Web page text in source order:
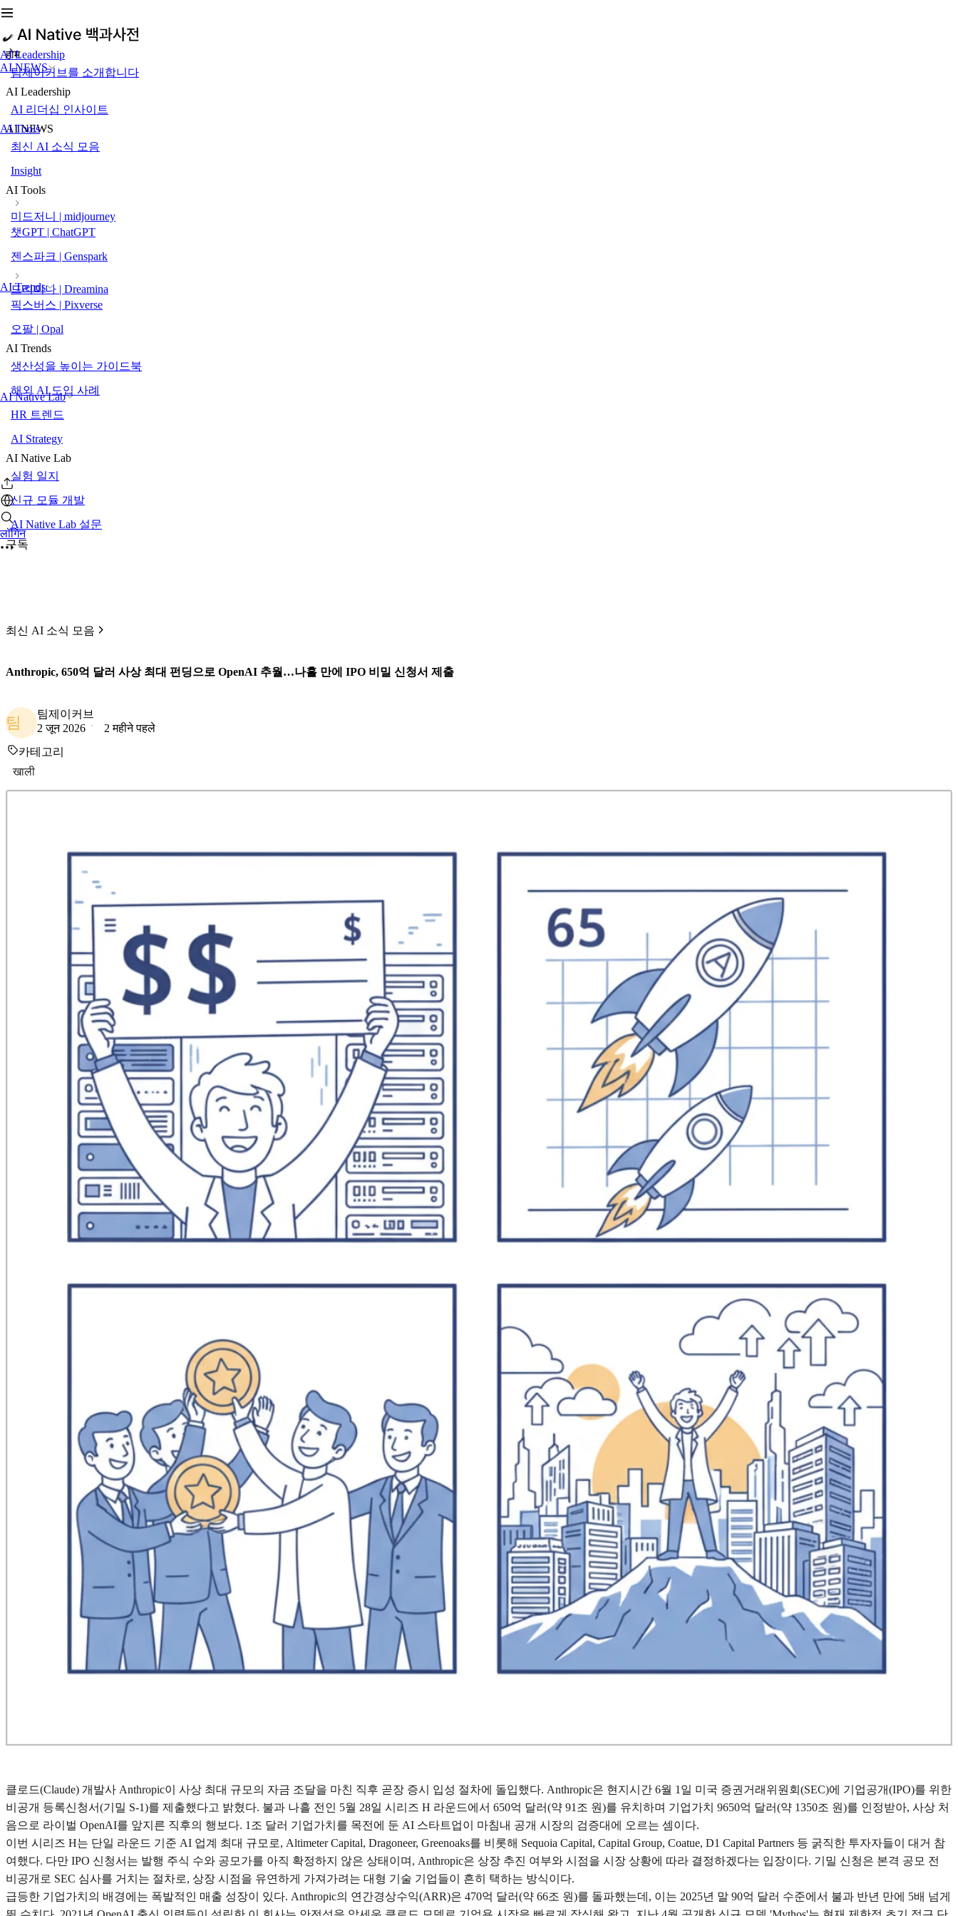
AI Leadership
AI NEWS
AI Tools
AI Trends
AI Native Lab
लॉगिन
होम
팀제이커브를 소개합니다
AI Leadership
AI 리더십 인사이트
AI NEWS
최신 AI 소식 모음
Insight
AI Tools
미드저니 | midjourney
챗GPT | ChatGPT
젠스파크 | Genspark
드리미나 | Dreamina
픽스버스 | Pixverse
오팔 | Opal
AI Trends
생산성을 높이는 가이드북
해외 AI 도입 사례
HR 트렌드
AI Strategy
AI Native Lab
실험 일지
신규 모듈 개발
AI Native Lab 설문
구독
최신 AI 소식 모음
Anthropic, 650억 달러 사상 최대 펀딩으로 OpenAI 추월…나흘 만에 IPO 비밀 신청서 제출
팀
팀제이커브
2 जून 2026
2 महीने पहले
카테고리
खाली
클로드(Claude) 개발사 Anthropic이 사상 최대 규모의 자금 조달을 마친 직후 곧장 증시 입성 절차에 돌입했다. Anthropic은 현지시간 6월 1일 미국 증권거래위원회(SEC)에 기업공개(IPO)를 위한
비공개 등록신청서(기밀 S-1)를 제출했다고 밝혔다. 불과 나흘 전인 5월 28일 시리즈 H 라운드에서 650억 달러(약 91조 원)를 유치하며 기업가치 9650억 달러(약 1350조 원)를 인정받아, 사상 처
음으로 라이벌 OpenAI를 앞지른 직후의 행보다. 1조 달러 기업가치를 목전에 둔 AI 스타트업이 마침내 공개 시장의 검증대에 오르는 셈이다.
이번 시리즈 H는 단일 라운드 기준 AI 업계 최대 규모로, Altimeter Capital, Dragoneer, Greenoaks를 비롯해 Sequoia Capital, Capital Group, Coatue, D1 Capital Partners 등 굵직한 투자자들이 대거 참
여했다. 다만 IPO 신청서는 발행 주식 수와 공모가를 아직 확정하지 않은 상태이며, Anthropic은 상장 추진 여부와 시점을 시장 상황에 따라 결정하겠다는 입장이다. 기밀 신청은 본격 공모 전
비공개로 SEC 심사를 거치는 절차로, 상장 시점을 유연하게 가져가려는 대형 기술 기업들이 흔히 택하는 방식이다.
급등한 기업가치의 배경에는 폭발적인 매출 성장이 있다. Anthropic의 연간경상수익(ARR)은 470억 달러(약 66조 원)를 돌파했는데, 이는 2025년 말 90억 달러 수준에서 불과 반년 만에 5배 넘게